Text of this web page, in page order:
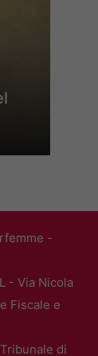
-
- Via Nicola
Fiscale e
di